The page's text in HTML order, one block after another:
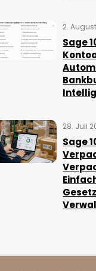
2.
Sage
28. Juli
Sage